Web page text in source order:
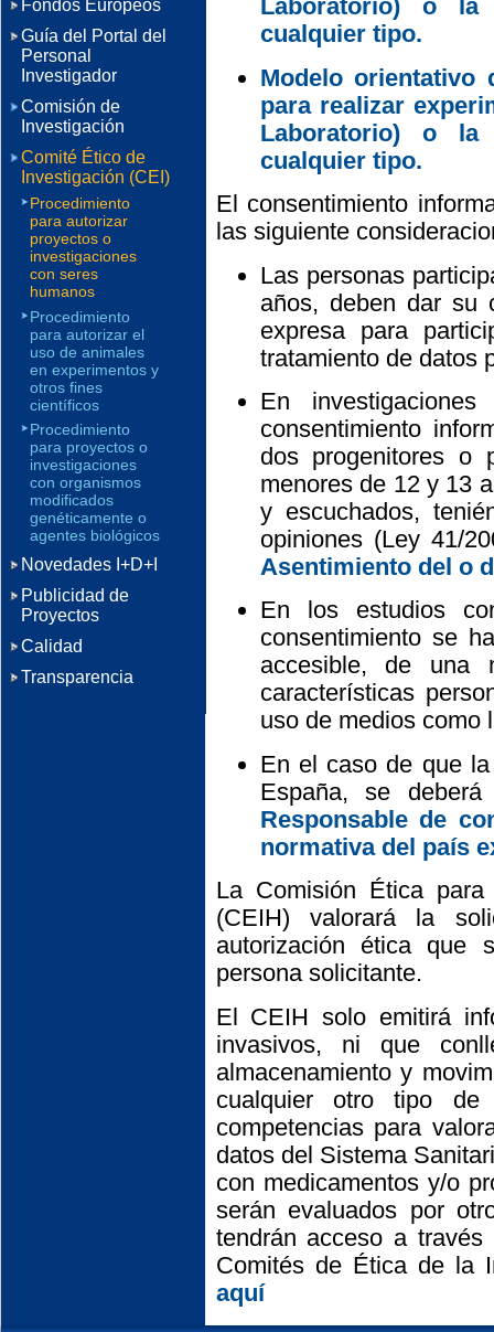
Laboratorio) o la
cualquier tipo.
Modelo orientativo
para realizar
Laboratorio) o la
cualquier tipo.
El consentimiento
las siguiente
Las personas
años, deben dar su
expresa para
tratamiento de datos
En
consentimiento
dos progenitores o
menores de 12 y 13
y escuchados,
opiniones (Ley 41/
Asentimiento del o
En los estudios
consentimiento se
accesible, de una
características
uso de medios como
En el caso de que
España, se
Responsable de
normativa del país
La Comisión Ética
(CEIH) valorará la
autorización ética que
persona solicitante.
El CEIH solo emitirá
invasivos, ni que
almacenamiento y
cualquier otro tipo
competencias para
datos del Sistema
con medicamentos y/o
serán evaluados por
tendrán acceso a
Comités de Ética de la
aquí
Fondos Europeos
Guía del Portal del
Personal
Investigador
Comisión de
Investigación
Comité Ético de
Investigación (CEI)
Procedimiento
para autorizar
proyectos o
investigaciones
con seres
humanos
Procedimiento
para autorizar el
uso de animales
en experimentos y
otros fines
científicos
Procedimiento
para proyectos o
investigaciones
con organismos
modificados
genéticamente o
agentes biológicos
Novedades I+D+I
Publicidad de
Proyectos
Calidad
Transparencia